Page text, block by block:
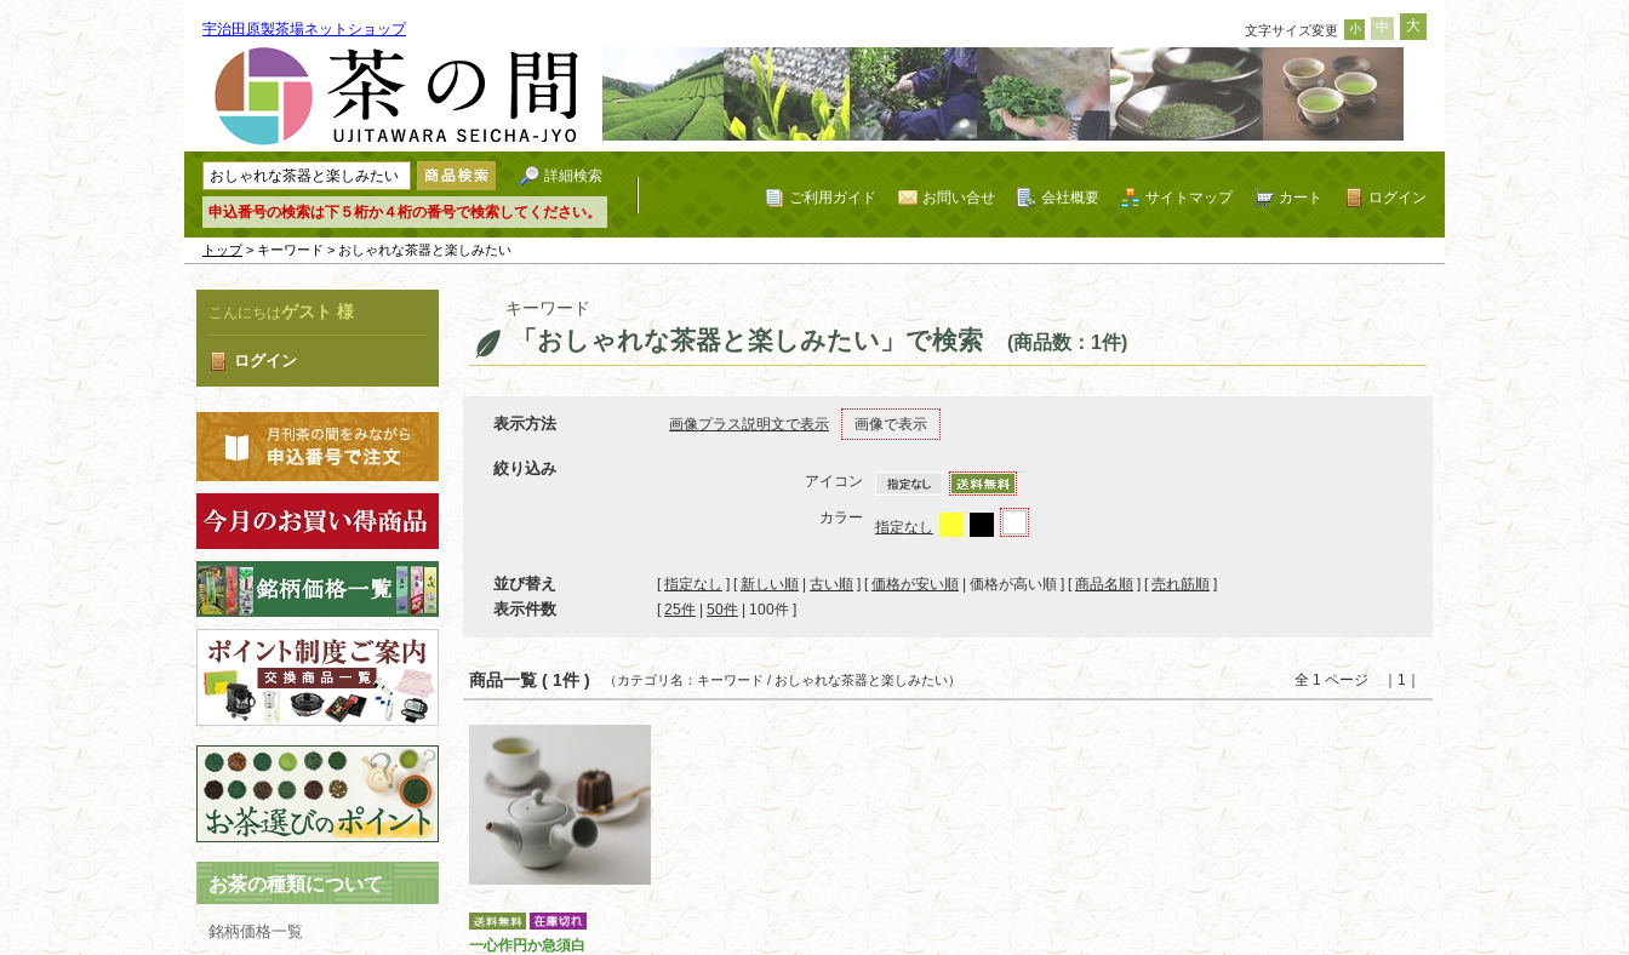
宇治田原製茶場ネットショップ 文字サイズ変更 小 中 大
詳細検索
申込番号の検索は下５桁か４桁の番号で検索してください。
ログイン
カート
サイトマップ
会社概要
お問い合せ
ご利用ガイド
トップ> キーワード > おしゃれな茶器と楽しみたい
こんにちはゲスト 様
ログイン
お茶の種類について
銘柄価格一覧
キーワード
「おしゃれな茶器と楽しみたい」で検索 (商品数：1件)
表示方法 画像プラス説明文で表示 画像で表示
絞り込み
アイコン
カラー
指定なし
並び替え [指定なし ] [ 新しい順 古い順 ] [価格が安い順 | 価格が高い順 ] [商品名順 ] [売れ筋順 ]
表示件数 [ 25件 50件 100件 ]
商品一覧 ( 1件 ) 全 1 ページ ｜1｜
（カテゴリ名：キーワード / おしゃれな茶器と楽しみたい）
一心作円か急須白